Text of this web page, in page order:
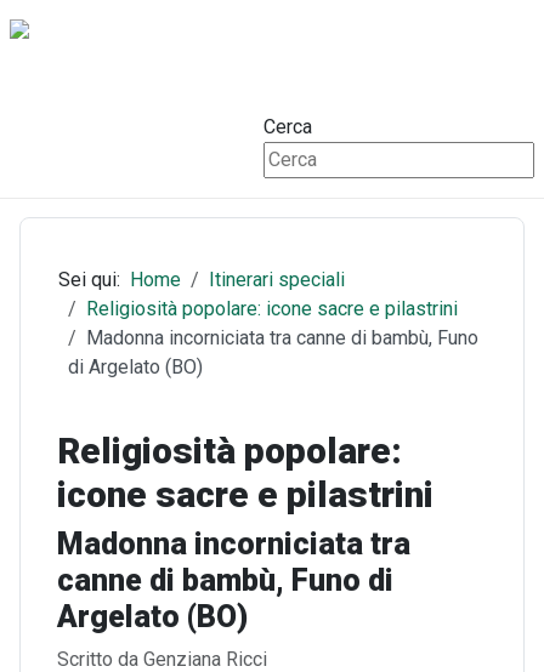
Cerca
Sei qui: Home
Itinerari speciali
Religiosità popolare: icone sacre e pilastrini
Madonna incorniciata tra canne di bambù, Funo
di Argelato (BO)
Religiosità popolare:
icone sacre e pilastrini
Madonna incorniciata tra
canne di bambù, Funo di
Argelato (BO)
Dettagli
Scritto da Genziana Ricci